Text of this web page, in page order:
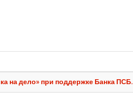
на дело» при поддержке Банка ПСБ.